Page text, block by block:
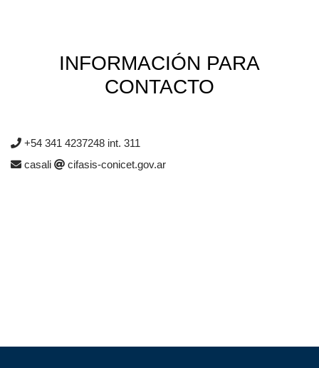
INFORMACIÓN PARA
CONTACTO
+54 341 4237248 int. 311
casali
cifasis-conicet.gov.ar